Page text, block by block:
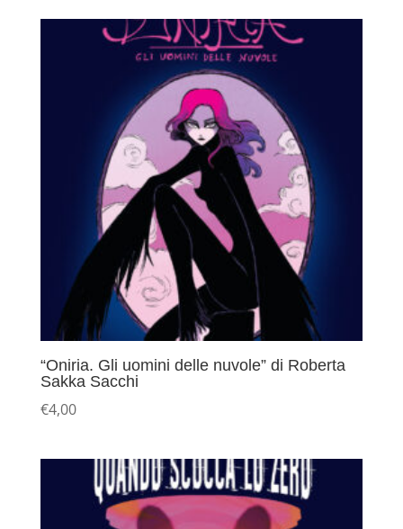
“Oniria. Gli uomini delle nuvole” di Roberta
Sakka Sacchi
€4,00